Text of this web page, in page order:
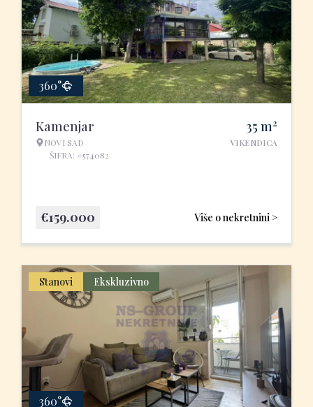
360°
Kamenjar
NOVI SAD
ŠIFRA: #574082
35 m2
VIKENDICA
Više o nekretnini >
€159.000
Stanovi Ekskluzivno
360°